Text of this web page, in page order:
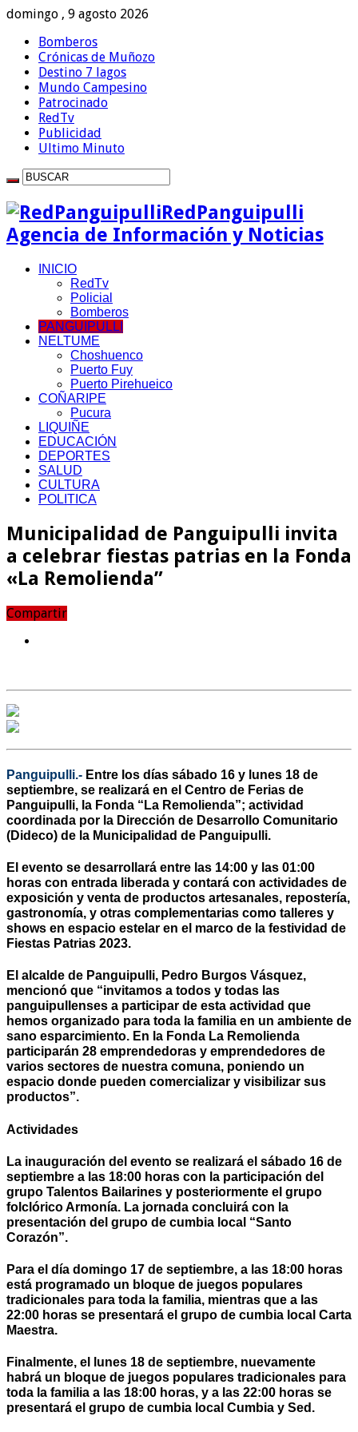
domingo , 9 agosto 2026
Bomberos
Crónicas de Muñozo
Destino 7 lagos
Mundo Campesino
Patrocinado
RedTv
Publicidad
Ultimo Minuto
RedPanguipulli
Agencia de Información y Noticias
INICIO
RedTv
Policial
Bomberos
PANGUIPULLI
NELTUME
Choshuenco
Puerto Fuy
Puerto Pirehueico
COÑARIPE
Pucura
LIQUIÑE
EDUCACIÓN
DEPORTES
SALUD
CULTURA
POLITICA
Municipalidad de Panguipulli invita
a celebrar fiestas patrias en la Fonda
«La Remolienda”
Compartir
Panguipulli.- Entre los días sábado 16 y lunes 18 de
septiembre, se realizará en el Centro de Ferias de
Panguipulli, la Fonda “La Remolienda”; actividad
coordinada por la Dirección de Desarrollo Comunitario
(Dideco) de la Municipalidad de Panguipulli.
El evento se desarrollará entre las 14:00 y las 01:00
horas con entrada liberada y contará con actividades de
exposición y venta de productos artesanales, repostería,
gastronomía, y otras complementarias como talleres y
shows en espacio estelar en el marco de la festividad de
Fiestas Patrias 2023.
El alcalde de Panguipulli, Pedro Burgos Vásquez,
mencionó que “invitamos a todos y todas las
panguipullenses a participar de esta actividad que
hemos organizado para toda la familia en un ambiente de
sano esparcimiento. En la Fonda La Remolienda
participarán 28 emprendedoras y emprendedores de
varios sectores de nuestra comuna, poniendo un
espacio donde pueden comercializar y visibilizar sus
productos”.
Actividades
La inauguración del evento se realizará el sábado 16 de
septiembre a las 18:00 horas con la participación del
grupo Talentos Bailarines y posteriormente el grupo
folclórico Armonía. La jornada concluirá con la
presentación del grupo de cumbia local “Santo
Corazón”.
Para el día domingo 17 de septiembre, a las 18:00 horas
está programado un bloque de juegos populares
tradicionales para toda la familia, mientras que a las
22:00 horas se presentará el grupo de cumbia local Carta
Maestra.
Finalmente, el lunes 18 de septiembre, nuevamente
habrá un bloque de juegos populares tradicionales para
toda la familia a las 18:00 horas, y a las 22:00 horas se
presentará el grupo de cumbia local Cumbia y Sed.